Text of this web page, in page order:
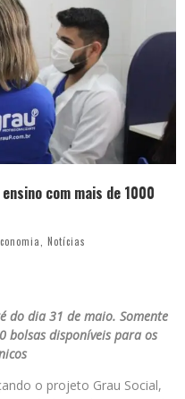
Espetáculo “Allan Kardec – Um Olhar para a Eternidade” desembarca em BH na próxima semana
com mais de 1000
, Notícias
do dia 31 de maio. Somente
bolsas disponíveis para os
o projeto Grau Social,